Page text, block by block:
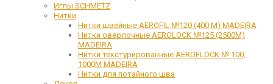
Иглы SCHMETZ
Нитки
Нитки швейные AEROFIL №120 (400 М) MADEIRA
Нитки оверлочные AEROLOCK №125 (2500М)
MADEIRA
Нитки текстурированные AEROFLOCK № 100,
1000М MADEIRA
Нитки для потайного шва